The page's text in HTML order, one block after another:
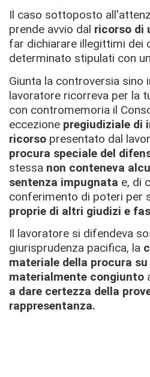
Il caso sottoposto
prende avvio dal ricorso di
far dichiarare illegittimi dei
determinato stipulati con
Giunta la controversia sino
lavoratore ricorreva per la
con contromemoria il
eccezione pregiudiziale di
ricorso presentato dal
procura speciale del
stessa non conteneva
sentenza impugnata e, di
conferimento di poteri per
proprie di altri giudizi e
Il lavoratore si difendeva
giurisprudenza pacifica, la
materiale della procura
materialmente congiunto
a dare certezza della
rappresentanza.